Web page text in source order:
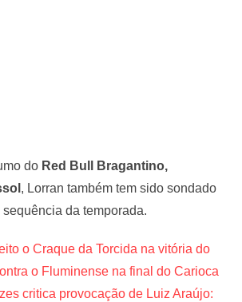
do Red Bull Bragantino,
, Lorran também tem sido sondado
da temporada.
o Craque da Torcida na vitória do
o Fluminense na final do Carioca
critica provocação de Luiz Araújo: